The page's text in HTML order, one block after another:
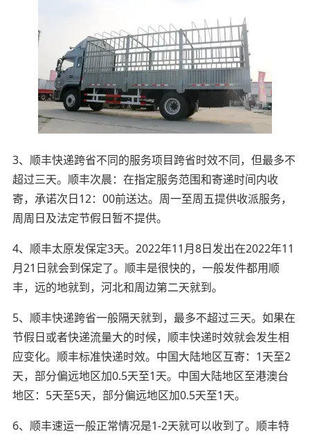
3、顺丰快递跨省不同的服务项目跨省时效不同，但最多不
超过三天。顺丰次晨：在指定服务范围和寄递时间内收
寄，承诺次日12：00前送达。周一至周五提供收派服务，
周周日及法定节假日暂不提供。
4、顺丰太原发保定3天。2022年11月8日发出在2022年11
月21日就会到保定了。顺丰是很快的，一般发件都用顺
丰，远的地就到，河北和周边第二天就到。
5、顺丰快递跨省一般隔天就到，最多不超过三天。如果在
节假日或者快递流量大的时候，顺丰快递时效就会发生相
应变化。顺丰标准快递时效。中国大陆地区互寄：1天至2
天，部分偏远地区加0.5天至1天。中国大陆地区至港澳台
地区：5天至5天，部分偏远地区加0.5天至1天。
6、顺丰速运一般正常情况是1-2天就可以收到了。顺丰特